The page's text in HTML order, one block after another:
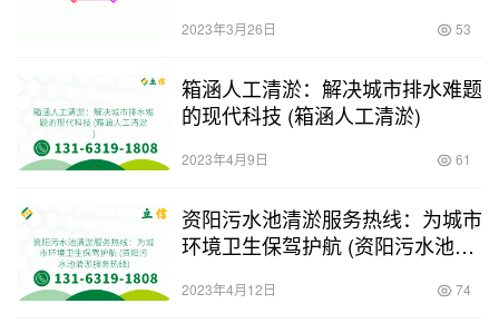
2023年3月26日 53
箱涵人工清淤：解决城市排水难题
的现代科技 (箱涵人工清淤)
2023年4月9日 61
资阳污水池清淤服务热线：为城市
环境卫生保驾护航 (资阳污水池清
2023年4月12日 74